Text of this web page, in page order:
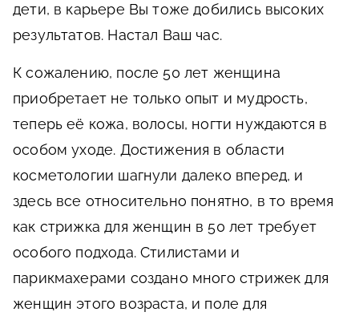
дети, в карьере Вы тоже добились высоких
результатов. Настал Ваш час.
К сожалению, после 50 лет женщина
приобретает не только опыт и мудрость,
теперь её кожа, волосы, ногти нуждаются в
особом уходе. Достижения в области
косметологии шагнули далеко вперед, и
здесь все относительно понятно, в то время
как стрижка для женщин в 50 лет требует
особого подхода. Стилистами и
парикмахерами создано много стрижек для
женщин этого возраста, и поле для